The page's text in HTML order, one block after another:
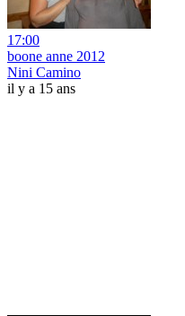
17:00
boone anne 2012
Nini Camino
il y a 15 ans